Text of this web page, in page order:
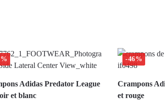
Adidas Predator League
et blanc
-46%
Crampons
et rouge